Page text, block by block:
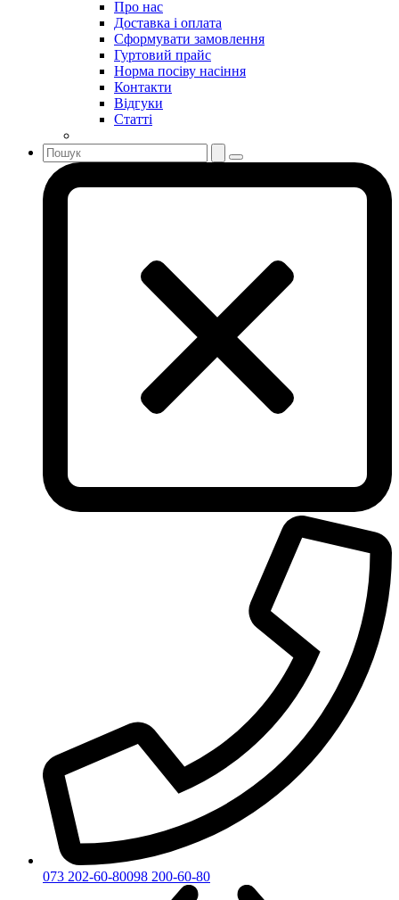
Про нас
Доставка і оплата
Сформувати замовлення
Гуртовий прайс
Норма посіву насіння
Контакти
Відгуки
Статті
073 202-60-80098 200-60-80